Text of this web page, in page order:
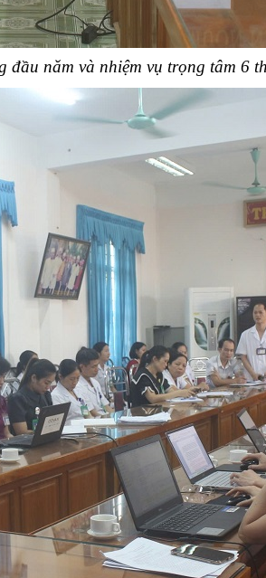
năm và nhiệm vụ trọng tâm 6